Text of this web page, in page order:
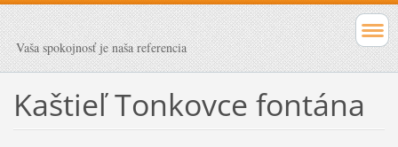
Vaša spokojnosť je naša referencia
Kaštieľ Tonkovce fontána